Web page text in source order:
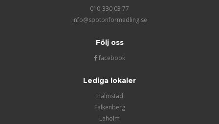
010-330 03 77
info@spotonformedling.se
Följ oss
facebook
Lediga lokaler
Halmstad
Falkenberg
Laholm